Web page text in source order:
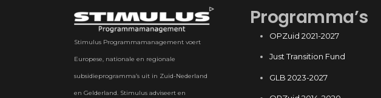
Stimulus Programmamanagement voert
Europese, nationale en regionale
subsidieprogramma’s uit in Zuid-Nederland
en Gelderland. Stimulus adviseert en
Programma’s
OPZuid 2021-2027
Just Transition Fund
GLB 2023-2027